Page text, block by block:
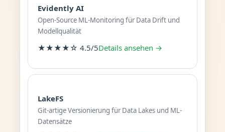
Evidently AI
Open-Source ML-Monitoring für Data Drift und
Modellqualität
★★★★☆ 4.5/5Details ansehen →
LakeFS
Git-artige Versionierung für Data Lakes und ML-
Datensätze